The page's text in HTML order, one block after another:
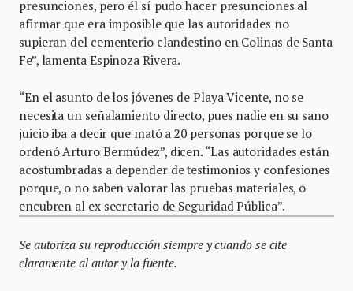
presunciones, pero él sí pudo hacer presunciones al
afirmar que era imposible que las autoridades no
supieran del cementerio clandestino en Colinas de Santa
Fe”, lamenta Espinoza Rivera.
“En el asunto de los jóvenes de Playa Vicente, no se
necesita un señalamiento directo, pues nadie en su sano
juicio iba a decir que mató a 20 personas porque se lo
ordenó Arturo Bermúdez”, dicen. “Las autoridades están
acostumbradas a depender de testimonios y confesiones
porque, o no saben valorar las pruebas materiales, o
encubren al ex secretario de Seguridad Pública”.
Se autoriza su reproducción siempre y cuando se cite
claramente al autor y la fuente.